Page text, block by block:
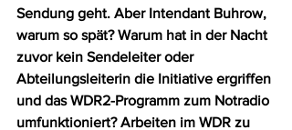
Sendung geht. Aber Intendant Buhrow,
warum so spät? Warum hat in der Nacht
zuvor kein Sendeleiter oder
Abteilungsleiterin die Initiative ergriffen
und das WDR2-Programm zum Notradio
umfunktioniert? Arbeiten im WDR zu